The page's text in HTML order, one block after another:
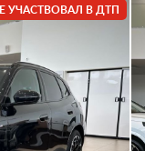
УЧАСТВОВАЛ В ДТП